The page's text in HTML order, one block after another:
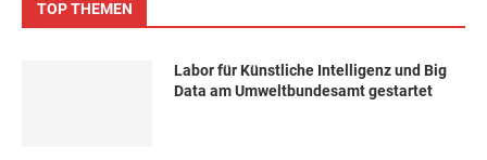
TOP THEMEN
Labor für Künstliche Intelligenz und Big
Data am Umweltbundesamt gestartet